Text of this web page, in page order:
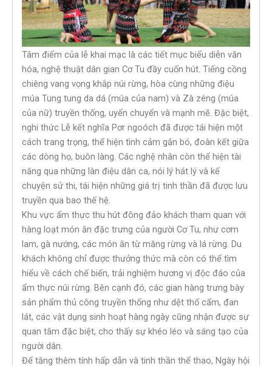
Tâm điểm của lễ khai mạc là các tiết mục biểu diễn văn
hóa, nghệ thuật dân gian Cơ Tu đầy cuốn hút. Tiếng cồng
chiêng vang vọng khắp núi rừng, hòa cùng những điệu
múa Tung tung da dá (múa của nam) và Zà zéng (múa
của nữ) truyền thống, uyển chuyển và mạnh mẽ. Đặc biệt,
nghi thức Lễ kết nghĩa Pơr ngoóch đã được tái hiện một
cách trang trọng, thể hiện tình cảm gắn bó, đoàn kết giữa
các dòng họ, buôn làng. Các nghệ nhân còn thể hiện tài
năng qua những làn điệu dân ca, nói lý hát lý và kể
chuyện sử thi, tái hiện những giá trị tinh thần đã được lưu
truyền qua bao thế hệ.
Khu vực ẩm thực thu hút đông đảo khách tham quan với
hàng loạt món ăn đặc trưng của người Cơ Tu, như cơm
lam, gà nướng, các món ăn từ măng rừng và lá rừng. Du
khách không chỉ được thưởng thức mà còn có thể tìm
hiểu về cách chế biến, trải nghiệm hương vị độc đáo của
ẩm thực núi rừng. Bên cạnh đó, các gian hàng trưng bày
sản phẩm thủ công truyền thống như dệt thổ cẩm, đan
lát, các vật dụng sinh hoạt hàng ngày cũng nhận được sự
quan tâm đặc biệt, cho thấy sự khéo léo và sáng tạo của
người dân.
Để tăng thêm tính hấp dẫn và tinh thần thể thao, Ngày hội